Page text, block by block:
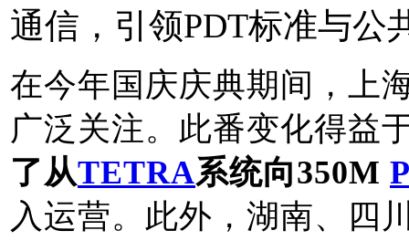
通信，引领PDT标准与公
在今年国庆庆典期间，上
广泛关注。此番变化得益
了从TETRA系统向350M
入运营。此外，湖南、四